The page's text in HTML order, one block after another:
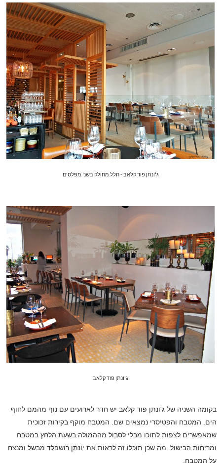
ג'ונתן פוד קלאב - חלל מחולק בשני מפלסים
ג'ונתן פוד קלאב
בקומה השניה של ג'ונתן פוד קלאב יש חדר לארועים עם נוף מהמם לחוף
הים. המטבח והפטיסרי נמצאים שם. המטבח מוקף בקירות זכוכית
שמאפשרים לצפות לתוכו מבלי לסבול מההמולה בשעת הלחץ במטבח
ומריחות הבישול. מה שכן תוכלו זה לראות את יונתן רושפלד מבשל ומנצח
על המטבח.